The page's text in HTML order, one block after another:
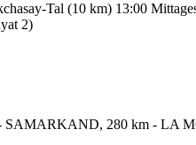
Tal (10 km) 13:00
2)